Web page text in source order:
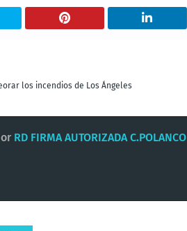
los incendios de Los Ángeles
RD FIRMA AUTORIZADA C.POLANCO